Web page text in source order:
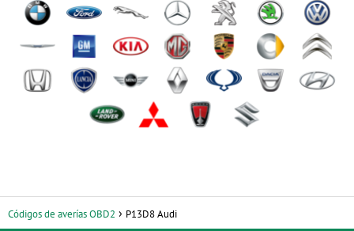
Códigos de averías OBD2 P13D8 Audi